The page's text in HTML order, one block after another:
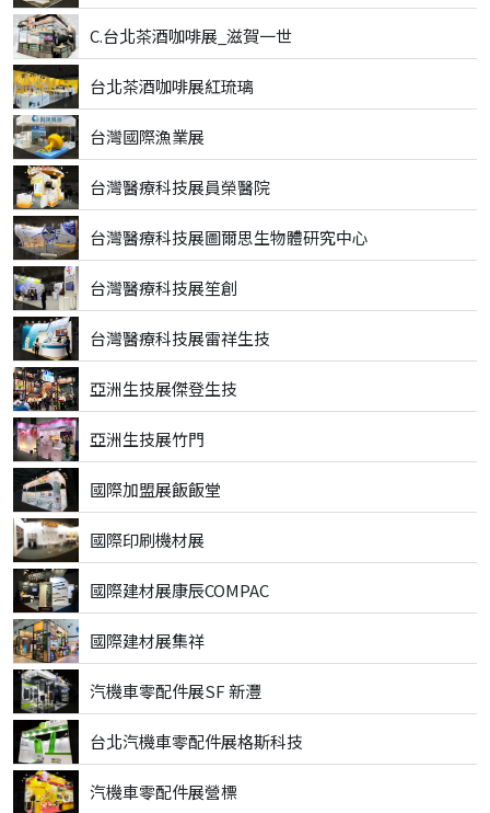
C.台北茶酒咖啡展_滋賀一世
台北茶酒咖啡展紅琉璃
台灣國際漁業展
台灣醫療科技展員榮醫院
台灣醫療科技展圖爾思生物體研究中心
台灣醫療科技展笙創
台灣醫療科技展雷祥生技
亞洲生技展傑登生技
亞洲生技展竹門
國際加盟展飯飯堂
國際印刷機材展
國際建材展康辰COMPAC
國際建材展集祥
汽機車零配件展SF 新灃
台北汽機車零配件展格斯科技
汽機車零配件展營標